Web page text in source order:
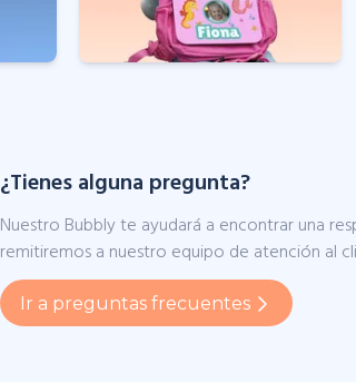
¿Tienes alguna pregunta?
Nuestro Bubbly te ayudará a encontrar una
remitiremos a nuestro equipo de atención al
Ir a preguntas frecuentes